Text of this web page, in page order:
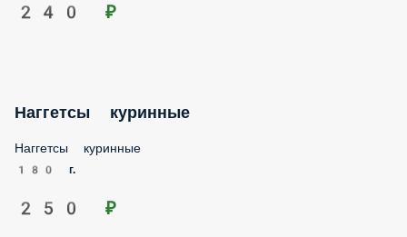
Наггетсы куринные
180 г.
250 ₽